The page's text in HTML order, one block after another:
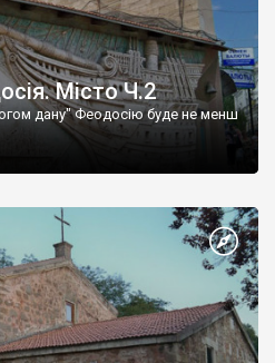
Місто Ч.2
дану" Феодосію буде не менш